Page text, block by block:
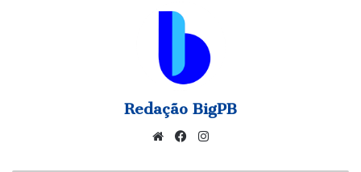
Redação BigPB
WebsiteFacebook